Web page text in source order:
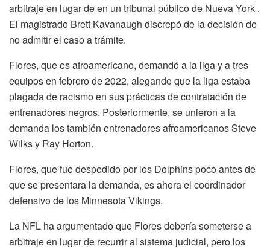
arbitraje en lugar de en un tribunal público de Nueva York .
El magistrado Brett Kavanaugh discrepó de la decisión de
no admitir el caso a trámite.
Flores, que es afroamericano, demandó a la liga y a tres
equipos en febrero de 2022, alegando que la liga estaba
plagada de racismo en sus prácticas de contratación de
entrenadores negros. Posteriormente, se unieron a la
demanda los también entrenadores afroamericanos Steve
Wilks y Ray Horton.
Flores, que fue despedido por los Dolphins poco antes de
que se presentara la demanda, es ahora el coordinador
defensivo de los Minnesota Vikings.
La NFL ha argumentado que Flores debería someterse a
arbitraje en lugar de recurrir al sistema judicial, pero los